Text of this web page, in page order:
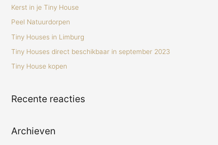
r
Kerst in je Tiny House
Peel Natuurdorpen
Tiny Houses in Limburg
Tiny Houses direct beschikbaar in september 2023
Tiny House kopen
Recente reacties
Archieven